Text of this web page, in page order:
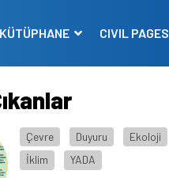
CIVIL PAGES
Çevre Duyuru
Ekoloji
İklim
YADA